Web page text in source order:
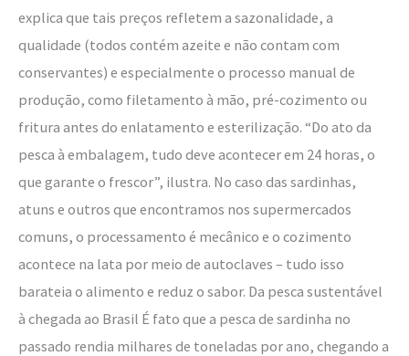
explica que tais preços refletem a sazonalidade, a
qualidade (todos contém azeite e não contam com
conservantes) e especialmente o processo manual de
produção, como filetamento à mão, pré-cozimento ou
fritura antes do enlatamento e esterilização. “Do ato da
pesca à embalagem, tudo deve acontecer em 24 horas, o
que garante o frescor”, ilustra. No caso das sardinhas,
atuns e outros que encontramos nos supermercados
comuns, o processamento é mecânico e o cozimento
acontece na lata por meio de autoclaves – tudo isso
barateia o alimento e reduz o sabor. Da pesca sustentável
à chegada ao Brasil É fato que a pesca de sardinha no
passado rendia milhares de toneladas por ano, chegando a